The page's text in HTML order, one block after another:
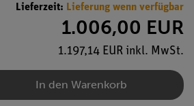
Lieferzeit: Lieferung wenn verfügbar
1.006,00 EUR
1.197,14 EUR inkl. MwSt.
In den Warenkorb